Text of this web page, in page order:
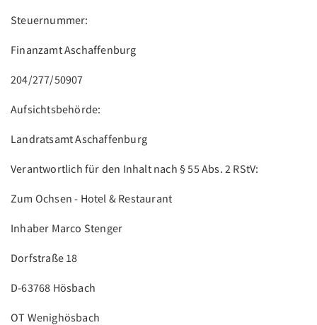
Steuernummer:
Finanzamt Aschaffenburg
204/277/50907
Aufsichtsbehörde:
Landratsamt Aschaffenburg
Verantwortlich für den Inhalt nach § 55 Abs. 2 RStV:
Zum Ochsen - Hotel & Restaurant
Inhaber Marco Stenger
Dorfstraße 18
D-63768 Hösbach
OT Wenighösbach